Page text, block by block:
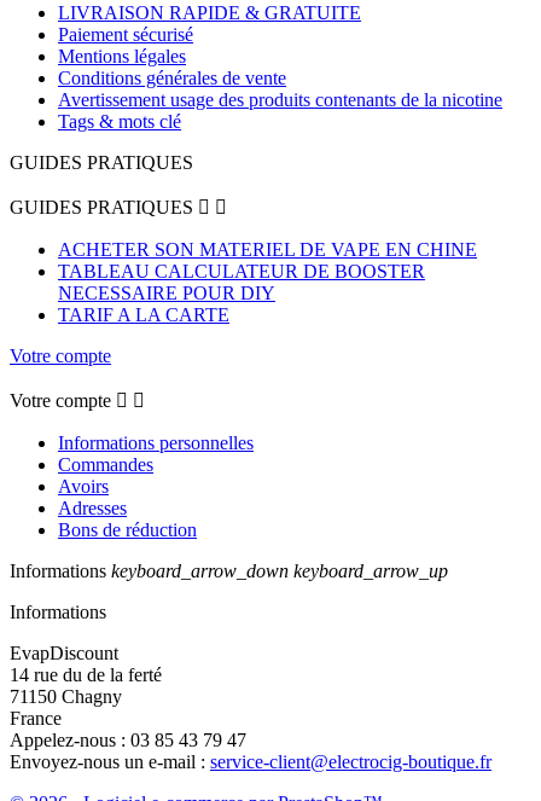
LIVRAISON RAPIDE & GRATUITE
Paiement sécurisé
Mentions légales
Conditions générales de vente
Avertissement usage des produits contenants de la nicotine
Tags & mots clé
GUIDES PRATIQUES
GUIDES PRATIQUES  
ACHETER SON MATERIEL DE VAPE EN CHINE
TABLEAU CALCULATEUR DE BOOSTER
NECESSAIRE POUR DIY
TARIF A LA CARTE
Votre compte
Votre compte  
Informations personnelles
Commandes
Avoirs
Adresses
Bons de réduction
Informations keyboard_arrow_down keyboard_arrow_up
Informations
EvapDiscount
14 rue du de la ferté
71150 Chagny
France
Appelez-nous : 03 85 43 79 47
Envoyez-nous un e-mail : service-client@electrocig-boutique.fr